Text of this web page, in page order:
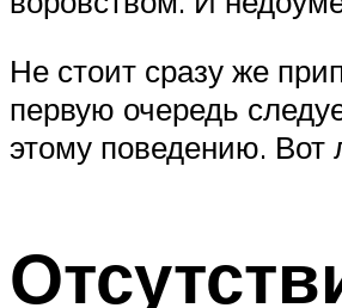
Не стоит сразу же
первую очередь
этому поведению. Вот